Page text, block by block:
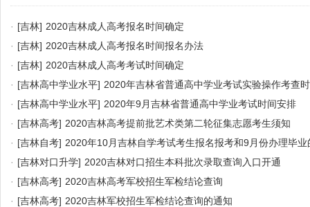
· [吉林] 2020吉林成人高考报名时间确定
· [吉林] 2020吉林成人高考报名时间报名办法
· [吉林] 2020吉林成人高考考试时间确定
· [吉林高中学业水平] 2020年吉林省普通高中学业考试实验操作考查
· [吉林高中学业水平] 2020年9月吉林省普通高中学业考试时间安排
· [吉林高考] 2020吉林高考提前批艺术类第二轮征集志愿考生须知
· [吉林自考] 2020年10月吉林自学考试考生报名报考和9月份办理毕业
· [吉林对口升学] 2020吉林对口招生本科批次录取查询入口开通
· [吉林高考] 2020吉林高考军校招生军检结论查询
· [吉林高考] 2020吉林军校招生军检结论查询的通知